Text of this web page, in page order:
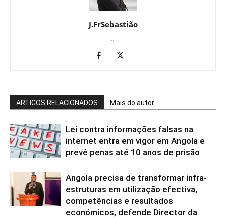
J.FrSebastião
...
ARTIGOS RELACIONADOS Mais do autor
Lei contra informações falsas na
internet entra em vigor em Angola e
prevê penas até 10 anos de prisão
Angola precisa de transformar infra-
estruturas em utilização efectiva,
competências e resultados
económicos, defende Director da